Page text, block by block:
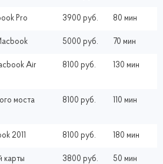
Pro 3900 руб. 80 мин
5000 руб. 70 мин
Air
8100 руб. 130 мин
моста
8100 руб. 110 мин
2011 8100 руб. 180 мин
карты
3800 руб. 50 мин